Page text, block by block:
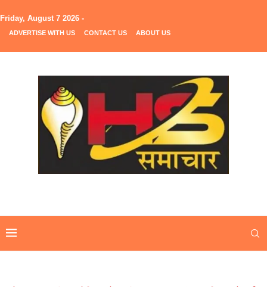
Friday, August 7 2026 -
ADVERTISE WITH US CONTACT US ABOUT US